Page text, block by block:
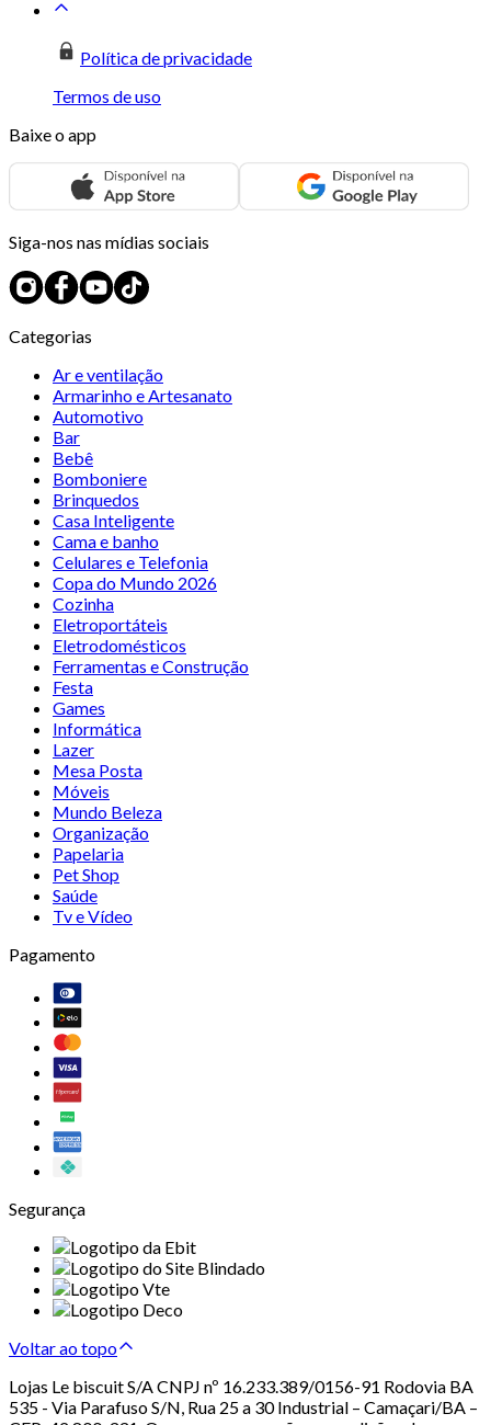
Política de privacidade
Termos de uso
Baixe o app
Siga-nos nas mídias sociais
Categorias
Ar e ventilação
Armarinho e Artesanato
Automotivo
Bar
Bebê
Bomboniere
Brinquedos
Casa Inteligente
Cama e banho
Celulares e Telefonia
Copa do Mundo 2026
Cozinha
Eletroportáteis
Eletrodomésticos
Ferramentas e Construção
Festa
Games
Informática
Lazer
Mesa Posta
Móveis
Mundo Beleza
Organização
Papelaria
Pet Shop
Saúde
Tv e Vídeo
Pagamento
Segurança
Voltar ao topo
Lojas Le biscuit S/A CNPJ nº 16.233.389/0156-91 Rodovia BA
535 - Via Parafuso S/N, Rua 25 a 30 Industrial – Camaçari/BA –